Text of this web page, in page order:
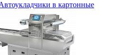
в картонные